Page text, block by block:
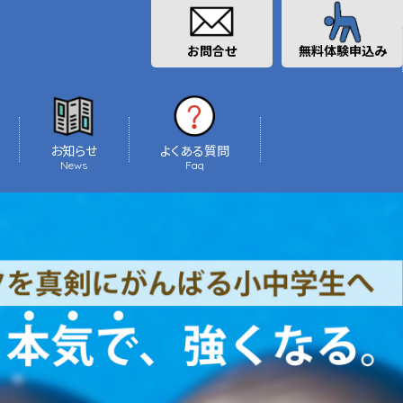
お問合せ 無料体験申込み
お知らせ
News
よくある質問
Faq